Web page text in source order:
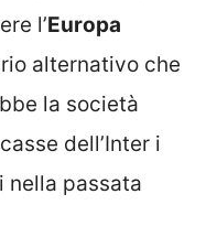
l’Europa
alternativo che
la società
dell’Inter i
nella passata